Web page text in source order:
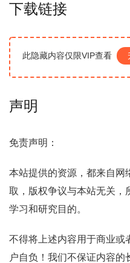
下载链接
此隐藏内容仅限VIP查看
声明
免责声明：
本站提供的资源，都来自网
取，版权争议与本站无关，
学习和研究目的。
不得将上述内容用于商业或
户自负！我们不保证内容